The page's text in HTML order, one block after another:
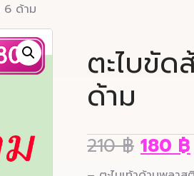
6 ด้าม
ตะไบขัด
ด้าม
210฿ 180฿